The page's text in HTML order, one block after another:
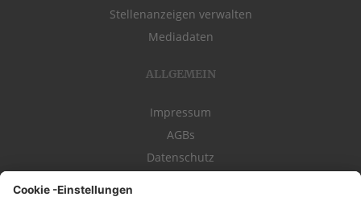
Stellenanzeigen verwalten
Mediadaten
ALLGEMEIN
Impressum
AGBs
Datenschutz